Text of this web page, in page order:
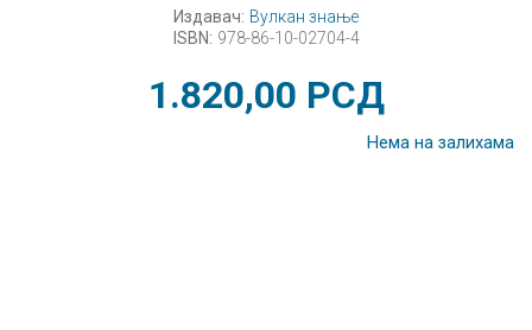
Издавач: Вулкан знање
ISBN: 978-86-10-02704-4
1.820,00 РСД
Нема на залихама